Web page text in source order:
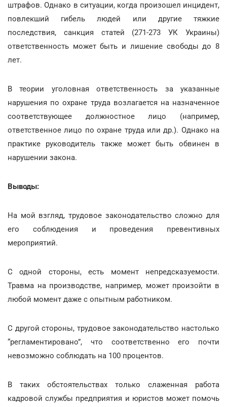
штрафов. Однако в ситуации, когда произошел инцидент,
повлекший гибель людей или другие тяжкие
последствия, санкция статей (271-273 УК Украины)
ответственность может быть и лишение свободы до 8
лет.
В теории уголовная ответственность за указанные
нарушения по охране труда возлагается на назначенное
соответствующее должностное лицо (например,
ответственное лицо по охране труда или др.). Однако на
практике руководитель также может быть обвинен в
нарушении закона.
Выводы:
На мой взгляд, трудовое законодательство сложно для
его соблюдения и проведения превентивных
мероприятий.
С одной стороны, есть момент непредсказуемости.
Травма на производстве, например, может произойти в
любой момент даже с опытным работником.
С другой стороны, трудовое законодательство настолько
“регламентировано”, что соответственно его почти
невозможно соблюдать на 100 процентов.
В таких обстоятельствах только слаженная работа
кадровой службы предприятия и юристов может помочь